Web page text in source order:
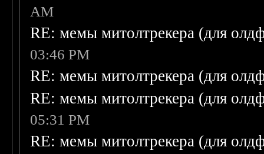
AM
RE: мемы митолтрекера (для
03:46 PM
RE: мемы митолтрекера (для
RE: мемы митолтрекера (для
05:31 PM
RE: мемы митолтрекера (для